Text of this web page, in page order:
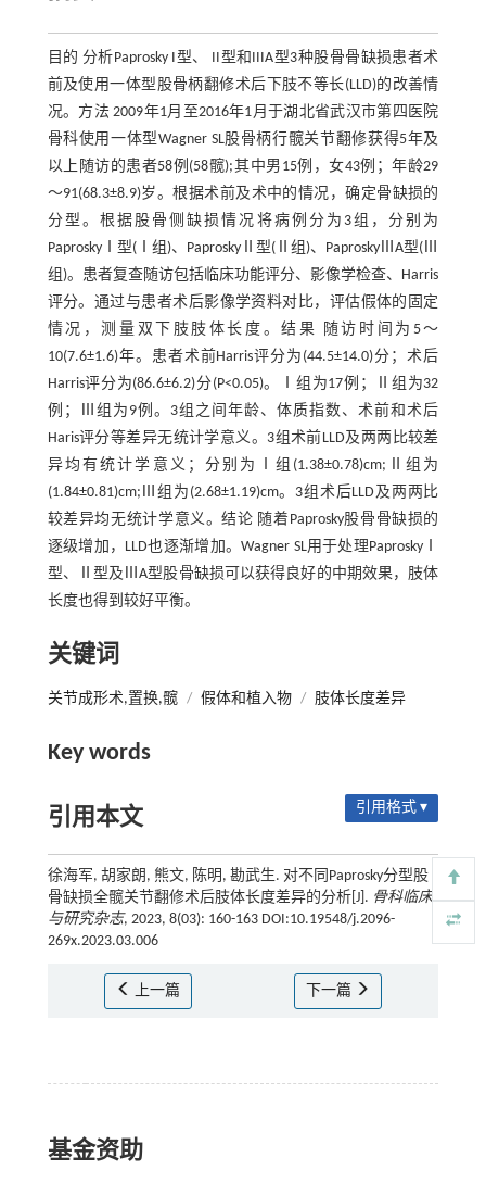
目的 分析Paprosky I型、 II型和IIIA型3种股骨骨缺损患者术
前及使用一体型股骨柄翻修术后下肢不等长(LLD)的改善情
况。方法 2009年1月至2016年1月于湖北省武汉市第四医院
骨科使用一体型Wagner SL股骨柄行髋关节翻修获得5年及
以上随访的患者58例(58髋);其中男15例，女43例；年龄29
～91(68.3±8.9)岁。根据术前及术中的情况，确定骨缺损的
分型。根据股骨侧缺损情况将病例分为3组，分别为
PaproskyⅠ型(Ⅰ组)、PaproskyⅡ型(Ⅱ组)、PaproskyⅢA型(Ⅲ
组)。患者复查随访包括临床功能评分、影像学检查、Harris
评分。通过与患者术后影像学资料对比，评估假体的固定
情况，测量双下肢肢体长度。结果 随访时间为5～
10(7.6±1.6)年。患者术前Harris评分为(44.5±14.0)分；术后
Harris评分为(86.6±6.2)分(P<0.05)。Ⅰ组为17例；Ⅱ组为32
例；Ⅲ组为9例。3组之间年龄、体质指数、术前和术后
Haris评分等差异无统计学意义。3组术前LLD及两两比较差
异均有统计学意义；分别为Ⅰ组(1.38±0.78)cm;Ⅱ组为
(1.84±0.81)cm;Ⅲ组为(2.68±1.19)cm。3组术后LLD及两两比
较差异均无统计学意义。结论 随着Paprosky股骨骨缺损的
逐级增加，LLD也逐渐增加。Wagner SL用于处理PaproskyⅠ
型、Ⅱ型及ⅢA型股骨缺损可以获得良好的中期效果，肢体
长度也得到较好平衡。
关键词
关节成形术,置换,髋 / 假体和植入物 / 肢体长度差异
Key words
引用本文 引用格式 ▾
徐海军, 胡家朗, 熊文, 陈明, 勘武生. 对不同Paprosky分型股
骨缺损全髋关节翻修术后肢体长度差异的分析[J]. 骨科临床
与研究杂志, 2023, 8(03): 160-163 DOI:10.19548/j.2096-
269x.2023.03.006
上一篇 下一篇
基金资助